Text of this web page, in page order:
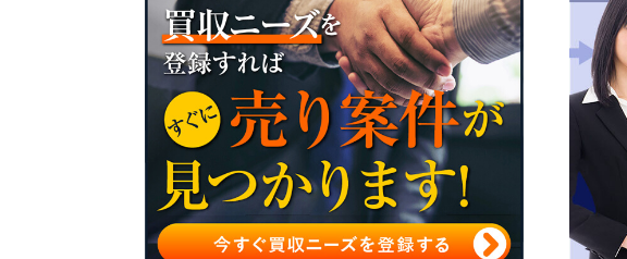
株価算定の必要な費用・料金
株価算定のプロセス・手続きの流れ
株価算定書の作成について
株価算定方法のまとめ